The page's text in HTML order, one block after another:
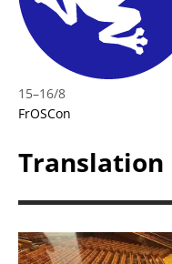
15–16/8
FrOSCon
Translation